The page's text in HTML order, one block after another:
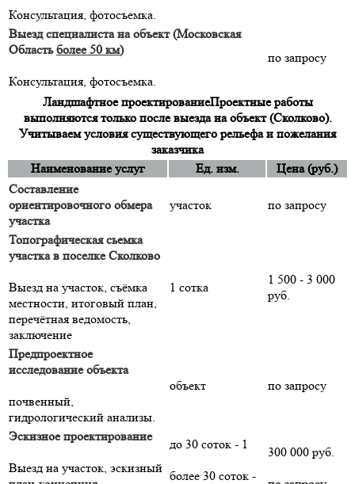
Консультация, фотосъемка.
Выезд специалиста на объект (Московская
Областьболее 50 км)
Консультация, фотосъемка.
по запросу
Ландшафтное проектированиеПроектные работы
выполняются только после выезда на объект (Сколково).
Учитываем условия существующего рельефа и пожелания
заказчика
Наименование услуг
Ед. изм.
Цена (руб.)
Составление
ориентировочного обмера
участка
участок по запросу
Топографическая сьемка
участка в поселке Сколково
Выезд на участок, съёмка
местности, итоговый план,
перечётная ведомость,
заключение
1 сотка
1 500 - 3 000
руб.
Предпроектное
исследование объекта
почвенный,
гидрологический анализы.
объект по запросу
Эскизное проектирование
Выезд на участок, эскизный
до 30 соток - 1
более 30 соток -
300 000 руб.